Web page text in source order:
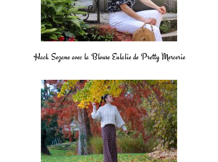
Hack Sezane avec la Blouse Eulalie de Pretty Mercerie